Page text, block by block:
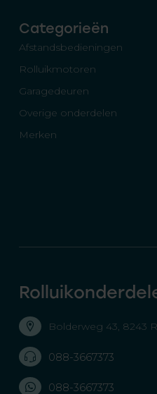
Categorieën
Afstandsbedieningen
Rolluikmotoren
Garagedeuren
Overige onderdelen
Merken
Bolderweg 43, 8243
088-3667373
088-3667373